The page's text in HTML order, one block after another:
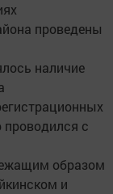
проведены
наличие
проводился с
образом
и